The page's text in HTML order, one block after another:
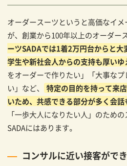
オーダースーツというと高価なイ
が、創業から100年以上のオーダー
ーツSADAでは1着2万円台からと
学生や新社会人からの支持も厚いゆ
をオーダーで作りたい」「大事な
い」など、
特定の目的を持って来
いため、共感できる部分が多く会話
「一歩大人になりたい人」のため
SADAにはあります。
コンサルに近い接客がで